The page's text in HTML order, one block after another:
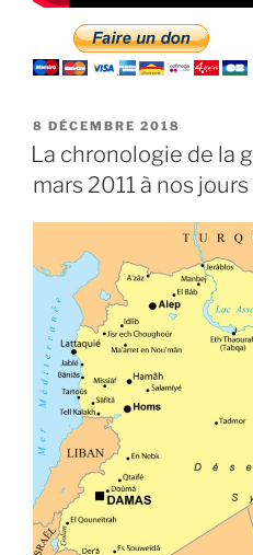
PUBLIÉ
LE
8 DÉCEMBRE 2018
La chronologie de la
mars 2011 à nos jours